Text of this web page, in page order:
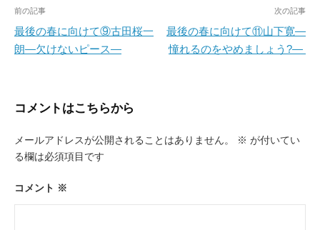
投
稿
ナ
ゲ
シ
ョ
ン
前の記事
最後の春に向けて⑨古田桜一
朗―欠けないピース―
次の記事
最後の春に向けて⑪山下寛―
憧れるのをやめましょう?―
コメントはこちらから
メールアドレスが公開されることはありません。 ※ が付いてい
る欄は必須項目です
コメント ※